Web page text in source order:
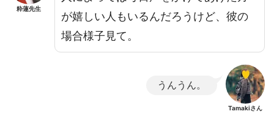
粋蓮先生
が嬉しい人もいるんだろうけど、彼の
場合様子見て。
うんうん。
Tamakiさん